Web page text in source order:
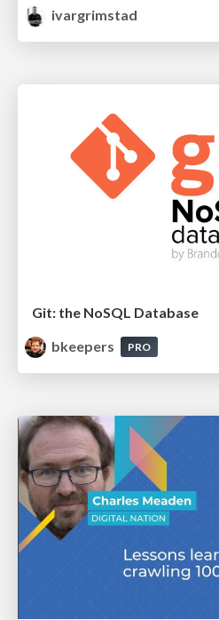
ivargrimstad
Git: the NoSQL Database
bkeepers
PRO